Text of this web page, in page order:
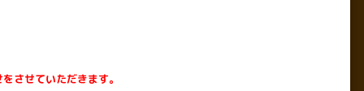
させていただきます。